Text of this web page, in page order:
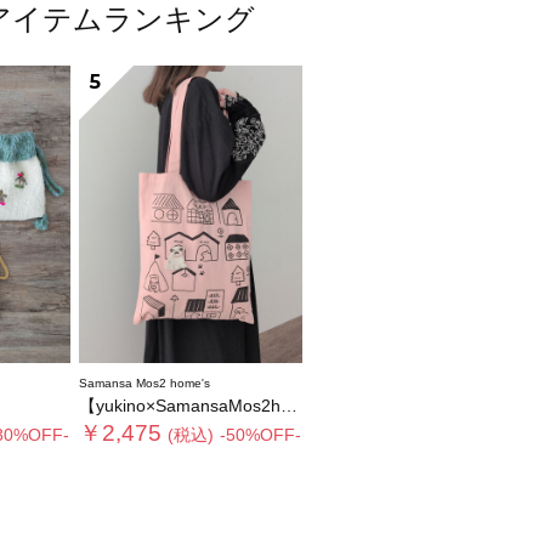
イテムランキング
5
Samansa Mos2 home's
【yukino×SamansaMos2home’s】ブローチ付バッグ
￥2,475 (税込) -50%OFF-